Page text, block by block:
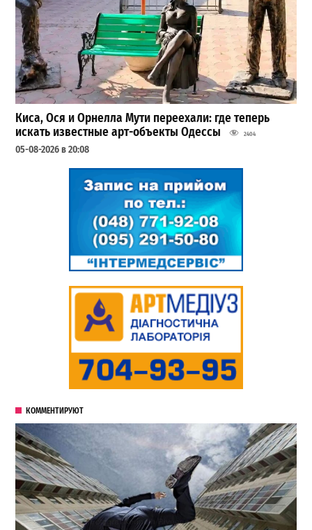
Киса, Ося и Орнелла Мути переехали: где теперь
искать известные арт-объекты Одессы
2404
05-08-2026 в 20:08
КОММЕНТИРУЮТ